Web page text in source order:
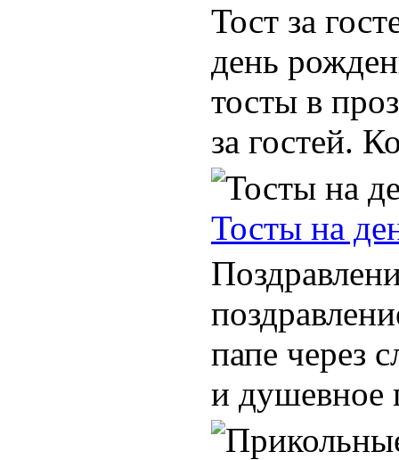
Тост за
день
тосты в
за гостей.
Тосты на
папе через
и душевное